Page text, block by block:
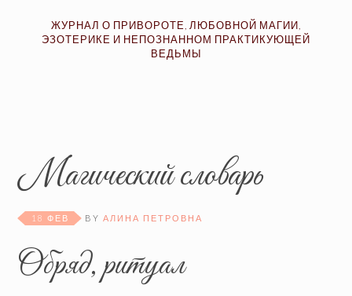
ЖУРНАЛ О ПРИВОРОТЕ, ЛЮБОВНОЙ МАГИИ,
ЭЗОТЕРИКЕ И НЕПОЗНАННОМ ПРАКТИКУЮЩЕЙ
ВЕДЬМЫ
Магический словарь
18 ФЕВ BYАЛИНА ПЕТРОВНА
Обряд, ритуал